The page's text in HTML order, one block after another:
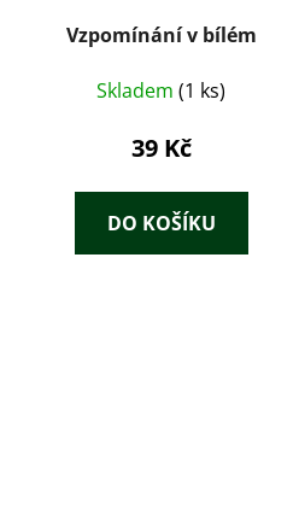
Vzpomínání v bílém
Skladem (1 ks)
39 Kč
DO KOŠÍKU